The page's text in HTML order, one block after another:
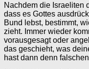
Nachdem die Israeliten
dass es Gottes
Bund lebst, bestimmt,
zieht. Immer wieder
vorausgesagt oder
das geschieht, was
hast dann denn